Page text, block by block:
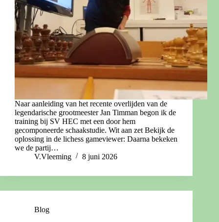
Naar aanleiding van het recente overlijden van de
legendarische grootmeester Jan Timman begon ik de
training bij SV HEC met een door hem
gecomponeerde schaakstudie. Wit aan zet Bekijk de
oplossing in de lichess gameviewer: Daarna bekeken
we de partij…
V.Vleeming
8 juni 2026
Blog